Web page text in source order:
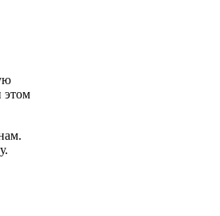
этом